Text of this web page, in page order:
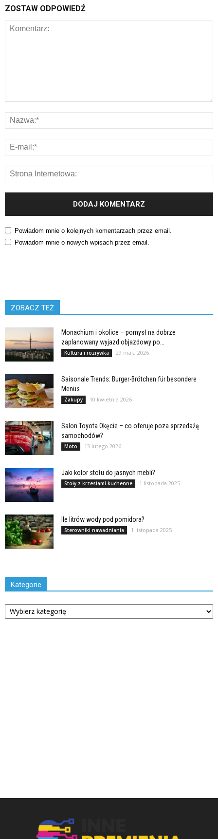
ZOSTAW ODPOWIEDŹ
Powiadom mnie o kolejnych komentarzach przez email.
Powiadom mnie o nowych wpisach przez email.
ZOBACZ TEŻ
Monachium i okolice – pomysł na dobrze
zaplanowany wyjazd objazdowy po...
Kultura i rozrywka 29 maja 2026
Saisonale Trends: Burger-Brötchen für besondere
Menüs
Zakupy 10 kwietnia 2026
Salon Toyota Okęcie – co oferuje poza sprzedażą
samochodów?
Moto 13 lutego 2026
Jaki kolor stołu do jasnych mebli?
Stoły z krzesłami kuchenne 1 listopada 2025
Ile litrów wody pod pomidora?
Sterowniki nawadniania 1 listopada 2025
Kategorie
Kategorie